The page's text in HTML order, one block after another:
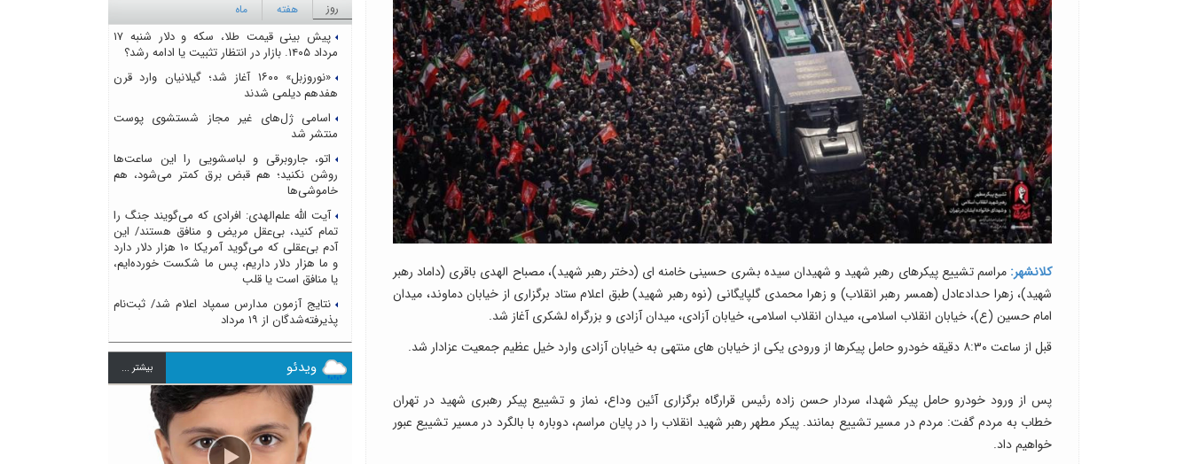
کلانشهر: مراسم تشییع پیکرهای رهبر شهید و شهیدان سیده بشری حسینی خامنه ای (دختر رهبر شهید)، مصباح الهدی باقری (داماد رهبر
شهید)، زهرا حدادعادل (همسر رهبر انقلاب) و زهرا محمدی گلپایگانی (نوه رهبر شهید) طبق اعلام ستاد برگزاری از خیابان دماوند، میدان
امام حسین (ع)، خیابان انقلاب اسلامی، میدان انقلاب اسلامی، خیابان آزادی، میدان آزادی و بزرگراه لشکری آغاز شد.
قبل از ساعت ۸:۳۰ دقیقه خودرو حامل پیکرها از ورودی یکی از خیابان های منتهی به خیابان آزادی وارد خیل عظیم جمعیت عزادار شد.
پس از ورود خودرو حامل پیکر شهدا، سردار حسن زاده رئیس قرارگاه برگزاری آئین وداع، نماز و تشییع پیکر رهبری شهید در تهران
خطاب به مردم گفت: مردم در مسیر تشییع بمانند. پیکر مطهر رهبر شهید انقلاب را در پایان مراسم، دوباره با بالگرد در مسیر تشییع عبور
خواهیم داد.
روز هفته ماه
پیش بینی قیمت طلا، سکه و دلار شنبه ۱۷
مرداد ۱۴۰۵. بازار در انتظار تثبیت یا ادامه رشد؟
«نوروزبل» ۱۶۰۰ آغاز شد؛ گیلانیان وارد قرن
هفدهم دیلمی شدند
اسامی ژل‌های غیر مجاز شستشوی پوست
منتشر شد
اتو، جاروبرقی و لباسشویی را این ساعت‌ها
روشن نکنید؛ هم قبض برق کمتر می‌شود، هم
خاموشی‌ها
آیت الله علم‌الهدی: افرادی که می‌گویند جنگ را
تمام کنید، بی‌عقل مریض و منافق هستند/ این
آدم بی‌عقلی که می‌گوید آمریکا ۱۰ هزار دلار دارد
و ما هزار دلار داریم، پس ما شکست خورده‌ایم،
یا منافق است یا قلب
نتایج آزمون مدارس سمپاد اعلام شد/ ثبت‌نام
پذیرفته‌شدگان از ۱۹ مرداد
ویدئو بيشتر ...